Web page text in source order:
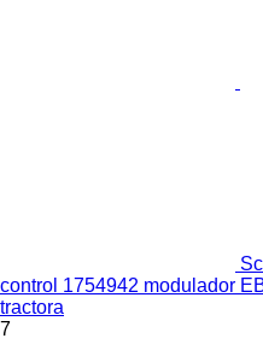
control 1754942 modulador
tractora
7